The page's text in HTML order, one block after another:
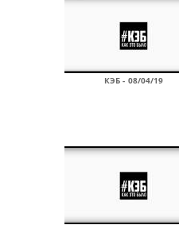
КЭБ - 08/04/19